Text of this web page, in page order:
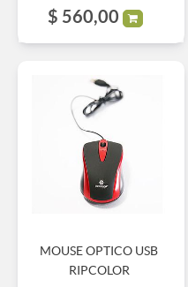
$ 560,00
MOUSE OPTICO USB
RIPCOLOR